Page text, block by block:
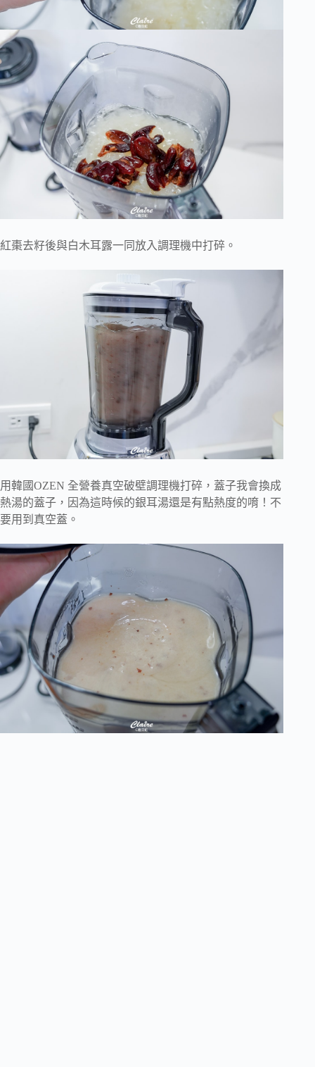
紅棗去籽後與白木耳露一同放入調理機中打碎。
用韓國OZEN 全營養真空破壁調理機打碎，蓋子我會換成
熱湯的蓋子，因為這時候的銀耳湯還是有點熱度的唷！不
要用到真空蓋。